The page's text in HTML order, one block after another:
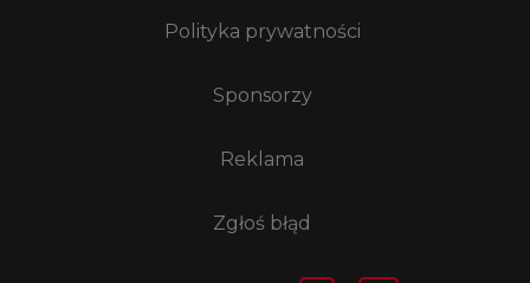
Polityka prywatności
Sponsorzy
Reklama
Zgłoś błąd